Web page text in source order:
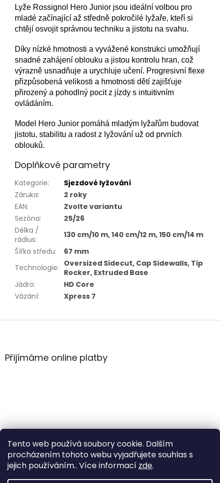
Tento web používá soubory cookie. Dalším
procházením tohoto webu vyjadřujete souhlas s
jejich používáním.. Více informací zde.
Lyže Rossignol Hero Junior jsou ideální volbou pro
mladé začínající až středně pokročilé lyžaře, kteří si
chtějí osvojit správnou techniku a jistotu na svahu.
Díky nízké hmotnosti a vyvážené konstrukci umožňují
snadné zahájení oblouku a jistou kontrolu hran, což
výrazně usnadňuje a urychluje učení. Progresivní flexe
přizpůsobená velikosti a hmotnosti dětí zajišťuje
přirozený a pohodlný pocit z jízdy s intuitivním
ovládáním.
Model Hero Junior pomáhá mladým lyžařům budovat
jistotu, stabilitu a radost z lyžování už od prvních
oblouků.
Doplňkové parametry
Kategorie:
Sjezdové lyžování
Záruka:
2 roky
EAN:
Zvolte variantu
Sezóna:
25/26
Délka /
rádius:
130 cm/10 m, 140 cm/12 m, 150 cm/14 m
Šířka středu:
67 mm
Technologie: Oversized Sidecut, Cap Sidewalls, Tip
Rocker, Extruded Base
Jádro:
HD Core
Vázání: Xpress 7
Z
aPřijímáme online platby